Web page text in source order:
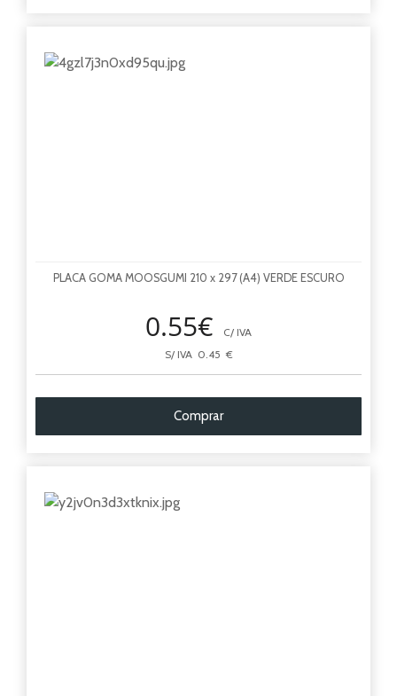
PLACA GOMA MOOSGUMI 210 x 297 (A4) VERDE ESCURO
0.55€
C/ IVA
S/ IVA 0.45 €
Comprar